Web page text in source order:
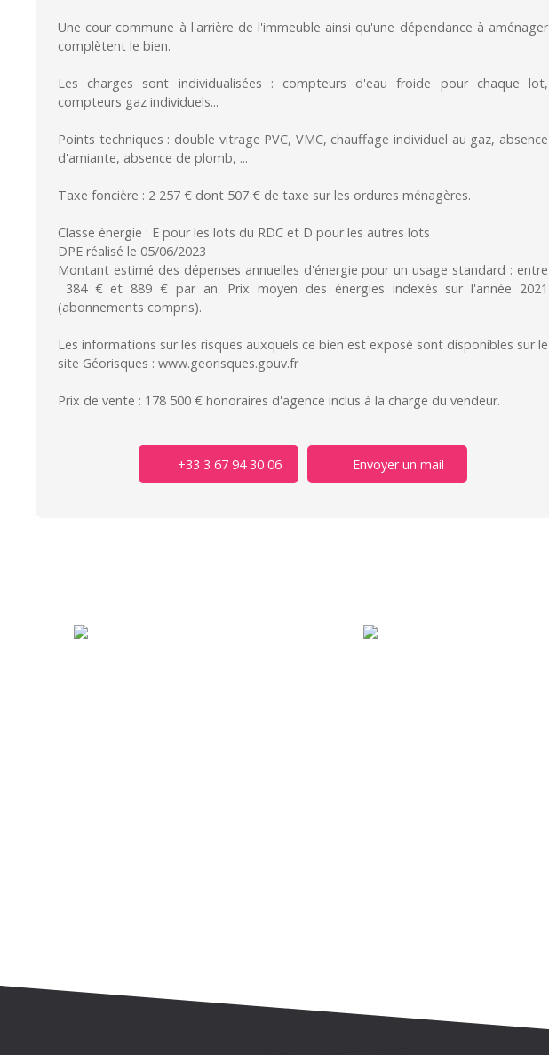
Une cour commune à l'arrière de l'immeuble ainsi qu'une dépendance à aménager
complètent le bien.
Les charges sont individualisées : compteurs d'eau froide pour chaque lot,
compteurs gaz individuels...
Points techniques : double vitrage PVC, VMC, chauffage individuel au gaz, absence
d'amiante, absence de plomb, ...
Taxe foncière : 2 257 € dont 507 € de taxe sur les ordures ménagères.
Classe énergie : E pour les lots du RDC et D pour les autres lots
DPE réalisé le 05/06/2023
Montant estimé des dépenses annuelles d'énergie pour un usage standard : entre
384 € et 889 € par an. Prix moyen des énergies indexés sur l'année 2021
(abonnements compris).
Les informations sur les risques auxquels ce bien est exposé sont disponibles sur le
site Géorisques : www.georisques.gouv.fr
Prix de vente : 178 500 € honoraires d'agence inclus à la charge du vendeur.
+33 3 67 94 30 06 Envoyer un mail